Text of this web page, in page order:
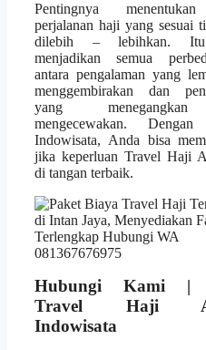
Pentingnya
perjalanan haji yang sesuai
dilebih – lebihkan.
menjadikan semua
antara pengalaman yang
menggembirakan dan
yang
mengecewakan.
Indowisata, Anda bisa
jika keperluan Travel Haji
di tangan terbaik.
Hubungi Kami |
Travel Haji
Indowisata